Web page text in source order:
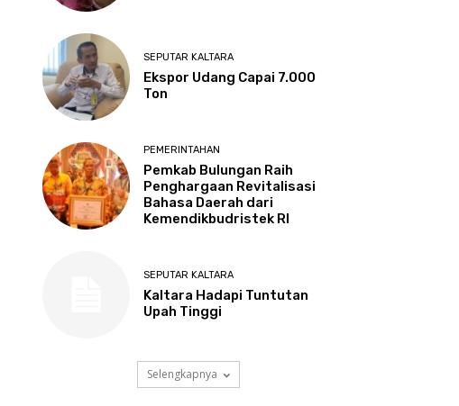
SEPUTAR KALTARA
Ekspor Udang Capai 7.000
Ton
PEMERINTAHAN
Pemkab Bulungan Raih
Penghargaan Revitalisasi
Bahasa Daerah dari
Kemendikbudristek RI
SEPUTAR KALTARA
Kaltara Hadapi Tuntutan
Upah Tinggi
Selengkapnya